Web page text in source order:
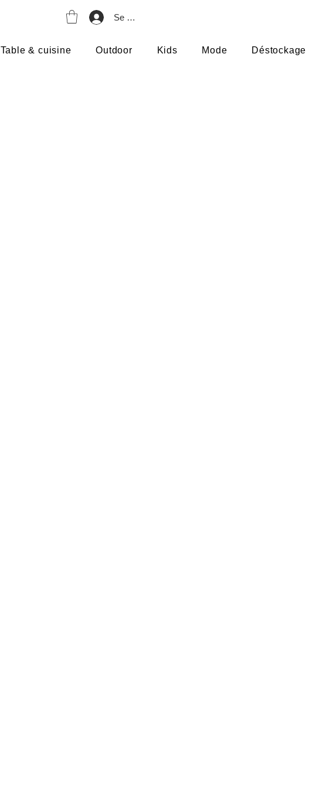
Se connecter
Table & cuisine Outdoor Kids Mode Déstockage